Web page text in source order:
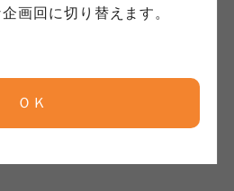
画回に切り替えます。
ＯＫ
ならコープ
コープしが
ならコープ
ならコープ